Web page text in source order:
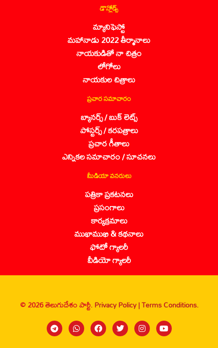
డౌన్లోడ్స్
మ్యానిఫెస్టో
మహానాడు 2022 తీర్మానాలు
నాయకుడితో నా చిత్రం
లోగోలు
నాయకుల చిత్రాలు
ప్రచార సమాచారం
బ్యానర్స్ / బుక్ లెట్స్
పోస్టర్స్ / కరపత్రాలు
ప్రచార గీతాలు
ఎన్నికల సమాచారం / సూచనలు
మీడియా వనరులు
పత్రికా ప్రకటనలు
ప్రసంగాలు
కార్యక్రమాలు
ముఖాముఖి & కథనాలు
ఫోటో గ్యాలరీ
వీడియో గ్యాలరీ
© 2026 తెలుగుదేశం పార్టీ.Privacy Policy |Terms Conditions.